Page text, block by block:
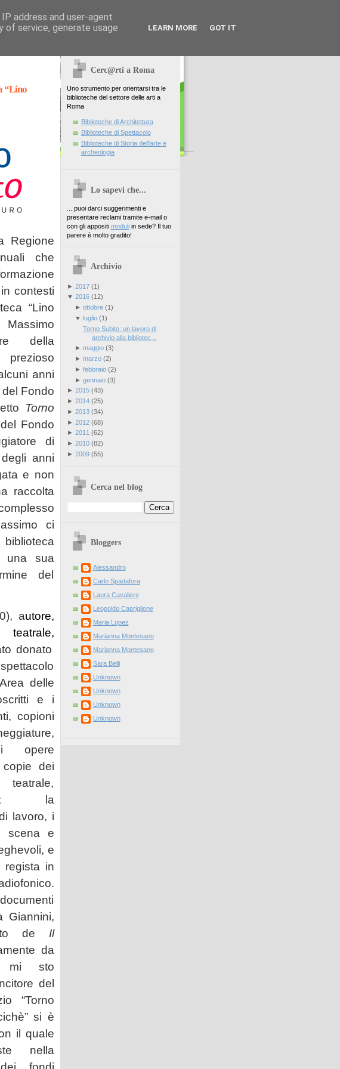
“Lino
Regione
che
contesti
“Lino
della
anni
Fondo
Torno
Fondo
di
anni
e non
raccolta
ci
una sua
del
autore,
donato
delle
e i
copioni
opere
dei
la
lavoro, i
scena e
e
regista in
Giannini,
de Il
da
mi sto
del
“Torno
si è
il quale
nella
Cerc@rti a Roma
Uno strumento per orientarsi tra le
biblioteche del settore delle arti a
Roma
Biblioteche di Architettura
Biblioteche di Spettacolo
Biblioteche di Storia dell'arte e
archeologia
Lo sapevi che...
... puoi darci suggerimenti e
presentare reclami tramite e-mail o
con gli appositi moduliin sede? Il tuo
parere è molto gradito!
Archivio
► 2017(1)
▼ 2016(12)
► ottobre(1)
▼ luglio(1)
Torno Subito: un lavoro di
archivio alla bibliotec...
► maggio(3)
► marzo(2)
► febbraio(2)
► gennaio(3)
► 2015(43)
► 2014(25)
► 2013(34)
► 2012(68)
► 2011(62)
► 2010(82)
► 2009(55)
Cerca nel blog
Bloggers
Alessandro
Carlo Spadafora
Laura Cavaliere
Leopoldo Capriglione
Maria Lopez
Marianna Montesano
Marianna Montesano
Sara Belli
Unknown
Unknown
Unknown
Unknown
address and user-agent
of service, generate usage
LEARN MORE GOT IT